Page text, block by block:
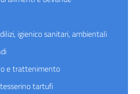
igienico sanitari, ambientali
e trattenimento
tartufi